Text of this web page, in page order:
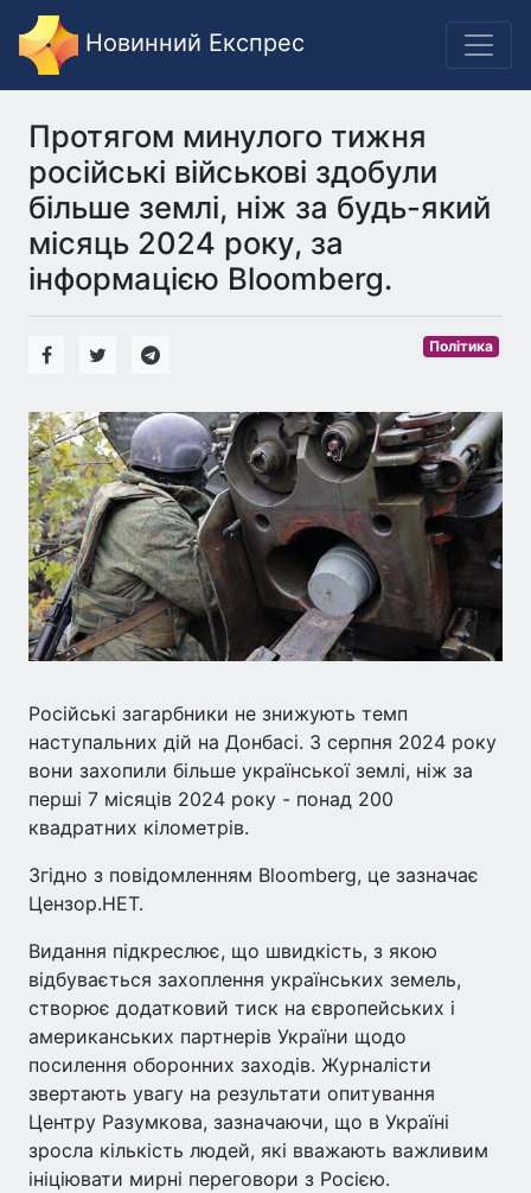
Новинний Експрес
Протягом минулого тижня
російські військові здобули
більше землі, ніж за будь-який
місяць 2024 року, за
інформацією Bloomberg.
Політика
Російські загарбники не знижують темп
наступальних дій на Донбасі. З серпня 2024 року
вони захопили більше української землі, ніж за
перші 7 місяців 2024 року - понад 200
квадратних кілометрів.
Згідно з повідомленням Bloomberg, це зазначає
Цензор.НЕТ.
Видання підкреслює, що швидкість, з якою
відбувається захоплення українських земель,
створює додатковий тиск на європейських і
американських партнерів України щодо
посилення оборонних заходів. Журналісти
звертають увагу на результати опитування
Центру Разумкова, зазначаючи, що в Україні
зросла кількість людей, які вважають важливим
ініціювати мирні переговори з Росією.